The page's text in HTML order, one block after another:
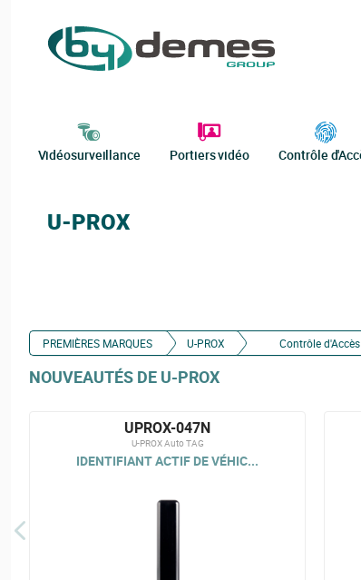
Vidéosurveillance Portiers vidéo Contrôle
U-PROX
PREMIÈRES MARQUES U-PROX Contrôle d'Accès
NOUVEAUTÉS DE U-PROX
UPROX-047N
U-PROX Auto TAG
IDENTIFIANT ACTIF DE VÉHIC...